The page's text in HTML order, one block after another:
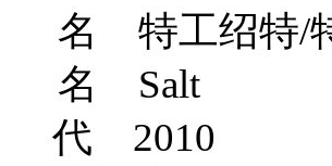
特工绍特/特务
名 Salt
2010